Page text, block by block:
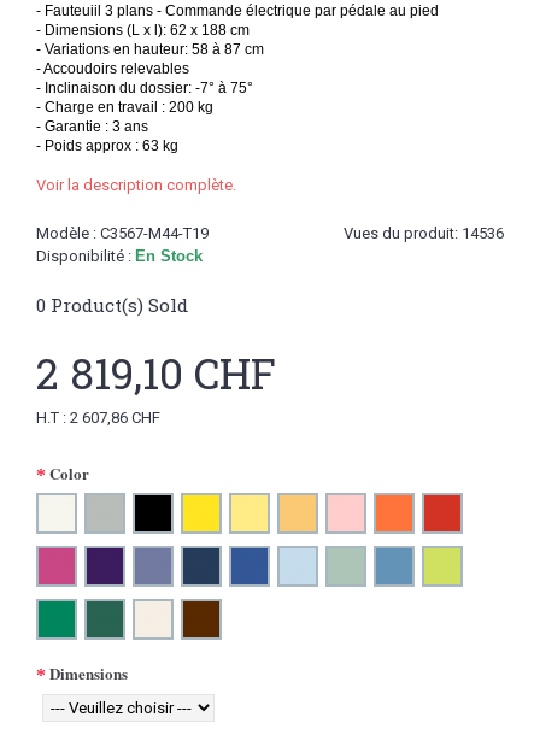
- Fauteuiil 3 plans - Commande électrique par pédale au pied
- Dimensions (L x l): 62 x 188 cm
- Variations en hauteur: 58 à 87 cm
- Accoudoirs relevables
- Inclinaison du dossier: -7° à 75°
- Charge en travail : 200 kg
- Garantie : 3 ans
- Poids approx : 63 kg
Voir la description complète.
Vues du produit: 14536
Modèle : C3567-M44-T19
Disponibilité : En Stock
0 Product(s) Sold
2 819,10 CHF
H.T : 2 607,86 CHF
Color
Dimensions